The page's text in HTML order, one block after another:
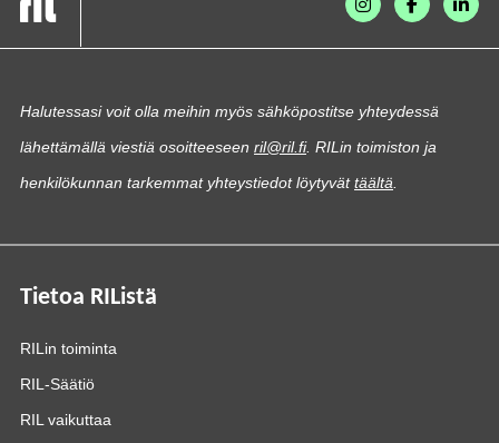
Halutessasi voit olla meihin myös sähköpostitse yhteydessä
lähettämällä viestiä osoitteeseen ril@ril.fi. RILin toimiston ja
henkilökunnan tarkemmat yhteystiedot löytyvättäältä
Tietoa RIListä
RILin toiminta
RIL-Säätiö
RIL vaikuttaa